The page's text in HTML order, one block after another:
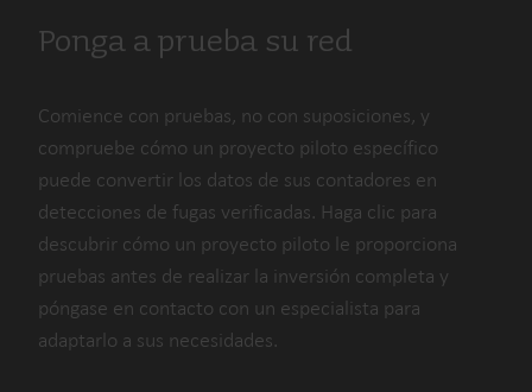
Ponga a prueba su red
Comience con pruebas, no con suposiciones, y
compruebe cómo un proyecto piloto específico
puede convertir los datos de sus contadores en
detecciones de fugas verificadas. Haga clic para
descubrir cómo un proyecto piloto le proporciona
pruebas antes de realizar la inversión completa y
póngase en contacto con un especialista para
adaptarlo a sus necesidades.